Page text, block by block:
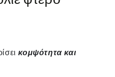
κομψότητακαι